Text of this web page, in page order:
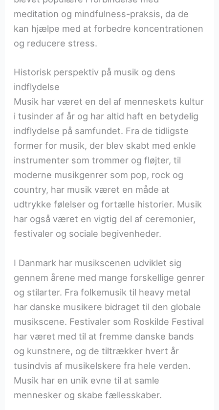
meditation og mindfulness-praksis, da de
kan hjælpe med at forbedre koncentrationen
og reducere stress.
Historisk perspektiv på musik og dens
indflydelse
Musik har været en del af menneskets kultur
i tusinder af år og har altid haft en betydelig
indflydelse på samfundet. Fra de tidligste
former for musik, der blev skabt med enkle
instrumenter som trommer og fløjter, til
moderne musikgenrer som pop, rock og
country, har musik været en måde at
udtrykke følelser og fortælle historier. Musik
har også været en vigtig del af ceremonier,
festivaler og sociale begivenheder.
I Danmark har musikscenen udviklet sig
gennem årene med mange forskellige genrer
og stilarter. Fra folkemusik til heavy metal
har danske musikere bidraget til den globale
musikscene. Festivaler som Roskilde Festival
har været med til at fremme danske bands
og kunstnere, og de tiltrækker hvert år
tusindvis af musikelskere fra hele verden.
Musik har en unik evne til at samle
mennesker og skabe fællesskaber.